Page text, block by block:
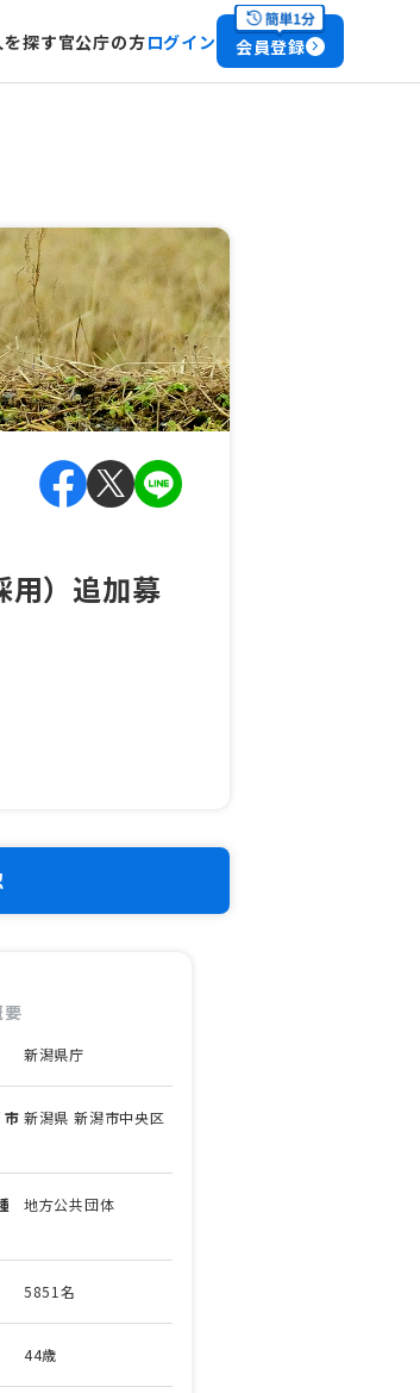
を探す官公庁の方ログイン 会員登録
用）追加募
要
新潟県庁
市 新潟県 新潟市中央区
地方公共団体
5851名
44歳